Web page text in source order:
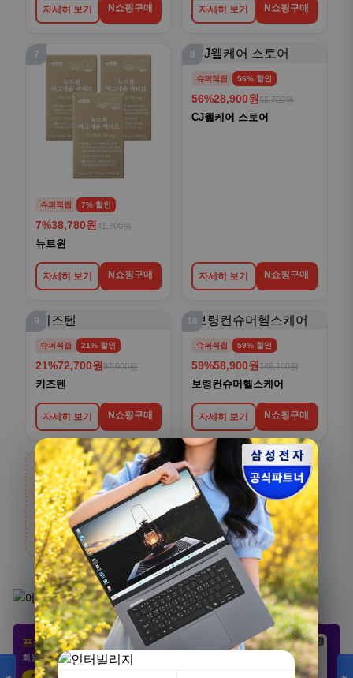
자세히 보기 N쇼핑구매 자세히 보기 N쇼핑구매
7
슈퍼적립 7% 할인
7%38,780원 41,700원
뉴트원
자세히 보기 N쇼핑구매
8
슈퍼적립 56% 할인
56%28,900원 65,700원
CJ웰케어 스토어
자세히 보기 N쇼핑구매
9
슈퍼적립 21% 할인
21%72,700원 92,000원
키즈텐
자세히 보기 N쇼핑구매
10
슈퍼적립 59% 할인
59%58,900원 145,100원
보령컨슈머헬스케어
자세히 보기 N쇼핑구매
›
생활/건강
전체보기
카테고리 상품 더 보기
프리미엄 제휴 사이트
회원 전용 특가 · 놓치면 손해
광고 광고
[3+1] 동국제약 마이핏 V 활성엽산 임신준비 임산
부영양 30정, 4개
100,000원